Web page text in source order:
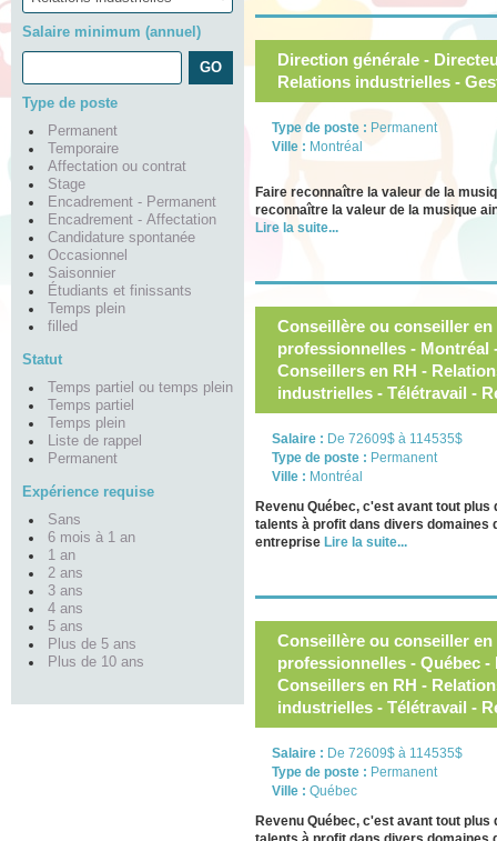
Salaire minimum (annuel)
Type de poste
Permanent
Temporaire
Affectation ou contrat
Stage
Encadrement - Permanent
Encadrement - Affectation
Candidature spontanée
Occasionnel
Saisonnier
Étudiants et finissants
Temps plein
filled
Statut
Temps partiel ou temps plein
Temps partiel
Temps plein
Liste de rappel
Permanent
Expérience requise
Sans
6 mois à 1 an
1 an
2 ans
3 ans
4 ans
5 ans
Plus de 5 ans
Plus de 10 ans
Direction générale -
Relations industrielles -
Type de poste : Permanent
Ville : Montréal
Faire reconnaître la valeur de la
reconnaître la valeur de la musique
Lire la suite...
Conseillère ou conseiller
professionnelles - Montréal
Conseillers en RH -
industrielles - Télétravail -
Salaire : De 72609$ à 114535$
Type de poste : Permanent
Ville : Montréal
Revenu Québec, c'est avant tout
talents à profit dans divers domaines
entreprise Lire la suite...
Conseillère ou conseiller
professionnelles - Québec
Conseillers en RH -
industrielles - Télétravail -
Salaire : De 72609$ à 114535$
Type de poste : Permanent
Ville : Québec
Revenu Québec, c'est avant tout